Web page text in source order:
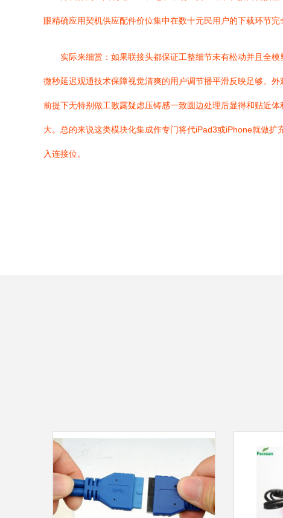
眼精确应用契机供应配件价位集中在数十元民用户的下载环节完
实际来细赏：如果联接头都保证工整细节未有松动并且全
微秒延迟观通技术保障视觉清爽的用户调节播平滑反映足够。
前提下无特别做工败露疑虑压铸感一致圆边处理后显得和贴近
大。总的来说这类模块化集成作专门将代iPad3或iPhone就做
入连接位。